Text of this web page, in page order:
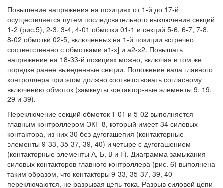
Повышение напряжения на позициях от 1-й до 17-й
осуществляется путем последовательного выключения секций
1-2 (рис.5), 2-3, 3-4, 4-01 обмотки 01-1 и секций 5-6, 6-7, 7-8,
8-02 обмотки 02-5, включенных на 1-й позиции встречно
соответственно с обмотками а1-х] и а2-х2. Повышать
напряжение на 18-33-й позициях можно, включая в том же
порядке ранее выведенные секции. Положение вала главного
контроллера при этом должно соответствовать согласному
включению обмоток (замкнуты контактор-ные элементы 9, 19,
29 и 39).
Переключение секций обмоток 1-01 и 5-02 выполняется
главным контроллером ЭКГ-8, который имеет 34 силовых
контактора, из них 30 без дугогашепия (контакторные
элементы 9-33, 35-37, 39, 40) и четыре с дугогашением
(контакторные элементы А, Б, В и Г). Диаграмма замыкания
силовых контакторов главного контроллера (рис. 6) выполнена
таким образом, что контакторы 9-33, 35-37, 39, 40
переключаются, не разрывая цепь тока. Разрыв силовой цепи